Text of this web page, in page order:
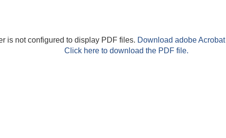
is not configured to display PDF files. Download adobe Acrobat
Click here to download the PDF file.